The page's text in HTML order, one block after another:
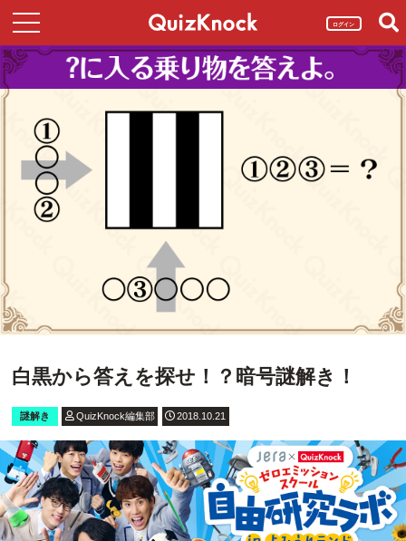
ログイン
白黒から答えを探せ！？暗号謎解き！
謎解き QuizKnock編集部 2018.10.21